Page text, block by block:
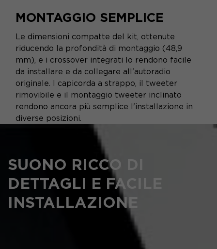
MONTAGGIO SEMPLICE
Le dimensioni compatte del kit, ottenute
riducendo la profondità di montaggio (48,9
mm), e i crossover integrati lo rendono facile
da installare e da collegare all'autoradio
originale. I capicorda a strappo, il tweeter
rimovibile e il montaggio tweeter inclinato
rendono ancora più semplice l'installazione in
diverse posizioni.
SUONO RICCO DI
DETTAGLI E FACILE
INSTALLAZIONE